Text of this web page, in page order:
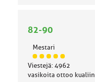
82-90
Mestari
J
ä
s
Viestejä: 4962
vasikoita ottoo kualiin